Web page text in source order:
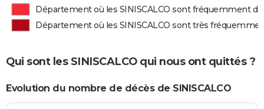
Département où les SINISCALCO sont fréquemment
Département où les SINISCALCO sont très
Qui sont les SINISCALCO qui nous ont quittés ?
Evolution du nombre de décès de SINISCALCO